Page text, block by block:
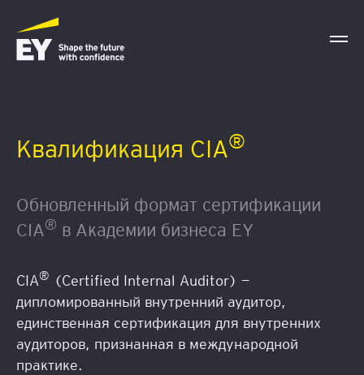
Квалификация CIA®
Обновленный формат сертификации
CIA® в Академии бизнеса EY
CIA® (Certified Internal Auditor) —
дипломированный внутренний аудитор,
единственная сертификация для внутренних
аудиторов, признанная в международной
практике.